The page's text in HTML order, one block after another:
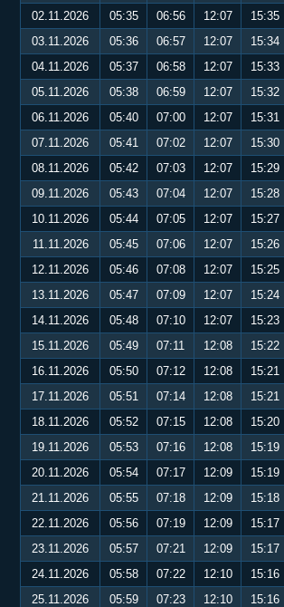
02.11.2026 05:35 06:56 12:07 15:35
03.11.2026
05:36 06:57 12:07 15:34
04.11.2026
05:37 06:58 12:07 15:33
05.11.2026
05:38 06:59 12:07 15:32
06.11.2026
05:40 07:00 12:07 15:31
07.11.2026
05:41 07:02 12:07 15:30
08.11.2026
05:42 07:03 12:07 15:29
09.11.2026
05:43 07:04 12:07 15:28
10.11.2026
05:44 07:05 12:07 15:27
11.11.2026
05:45 07:06 12:07 15:26
12.11.2026
05:46 07:08 12:07 15:25
13.11.2026
05:47 07:09 12:07 15:24
14.11.2026
05:48 07:10 12:07 15:23
15.11.2026
05:49 07:11 12:08 15:22
16.11.2026
05:50 07:12 12:08 15:21
17.11.2026
05:51 07:14 12:08 15:21
18.11.2026
05:52 07:15 12:08 15:20
19.11.2026
05:53 07:16 12:08 15:19
20.11.2026
05:54 07:17 12:09 15:19
21.11.2026
05:55 07:18 12:09 15:18
22.11.2026
05:56 07:19 12:09 15:17
23.11.2026
05:57 07:21 12:09 15:17
24.11.2026
05:58 07:22 12:10 15:16
25.11.2026
05:59 07:23 12:10 15:16